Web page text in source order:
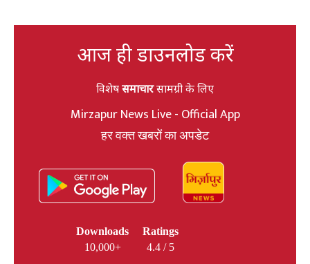
आज ही डाउनलोड करें
विशेषसमाचारसामग्री के लिए
Mirzapur News Live - Official App
हर वक्त खबरों का अपडेट
Downloads
10,000+
Ratings
4.4 / 5